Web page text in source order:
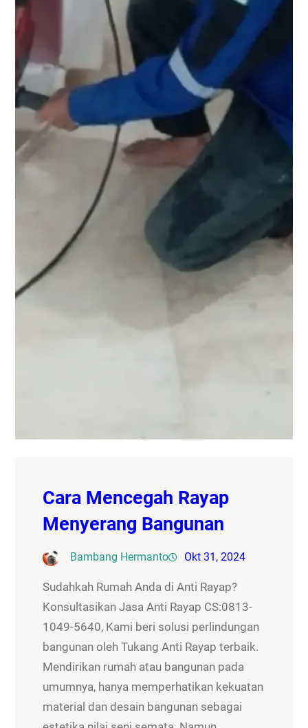
Cara Mencegah Rayap
Menyerang Bangunan
Bambang Hermanto Okt 31, 2024
Sudahkah Rumah Anda di Anti Rayap?
Konsultasikan Jasa Anti Rayap CS:0813-
1049-5640, Kami beri solusi perlindungan
bangunan oleh Tukang Anti Rayap terbaik.
Mendirikan rumah atau bangunan pada
umumnya, hanya memperhatikan kekuatan
material dan desain bangunan sebagai